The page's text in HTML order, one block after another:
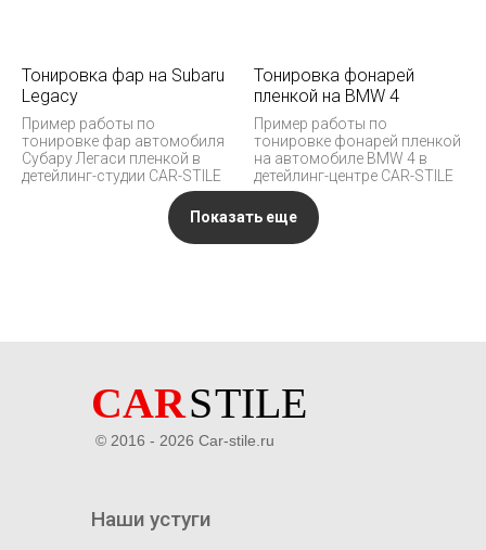
Тонировка фар на Subaru
Legacy
Пример работы по
тонировке фар автомобиля
Субару Легаси пленкой в
детейлинг-студии CAR-STILE
Тонировка фонарей
пленкой на BMW 4
Пример работы по
тонировке фонарей пленкой
на автомобиле BMW 4 в
детейлинг-центре CAR-STILE
Показать еще
Наши устуги
© 2016 - 2026 Car-stile.ru